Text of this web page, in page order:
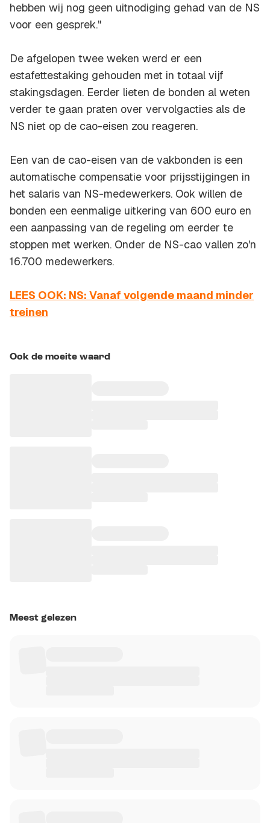
hebben wij nog geen uitnodiging gehad van de NS
voor een gesprek."
De afgelopen twee weken werd er een
estafettestaking gehouden met in totaal vijf
stakingsdagen. Eerder lieten de bonden al weten
verder te gaan praten over vervolgacties als de
NS niet op de cao-eisen zou reageren.
Een van de cao-eisen van de vakbonden is een
automatische compensatie voor prijsstijgingen in
het salaris van NS-medewerkers. Ook willen de
bonden een eenmalige uitkering van 600 euro en
een aanpassing van de regeling om eerder te
stoppen met werken. Onder de NS-cao vallen zo'n
16.700 medewerkers.
LEES OOK: NS: Vanaf volgende maand minder
treinen
Ook de moeite waard
Meest gelezen